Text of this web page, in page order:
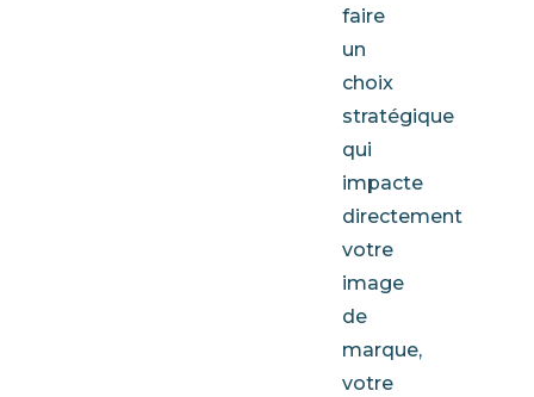
faire
un
choix
stratégique
qui
impacte
directement
votre
image
de
marque,
votre